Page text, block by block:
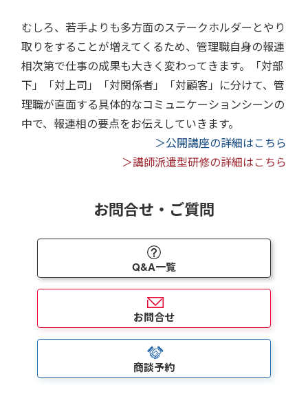
むしろ、若手よりも多方面のステークホルダーとやり
取りをすることが増えてくるため、管理職自身の報連
相次第で仕事の成果も大きく変わってきます。「対部
下」「対上司」「対関係者」「対顧客」に分けて、管
理職が直面する具体的なコミュニケーションシーンの
中で、報連相の要点をお伝えしていきます。
＞公開講座の詳細はこちら
＞講師派遣型研修の詳細はこちら
お問合せ・ご質問
Q&A一覧
お問合せ
商談予約